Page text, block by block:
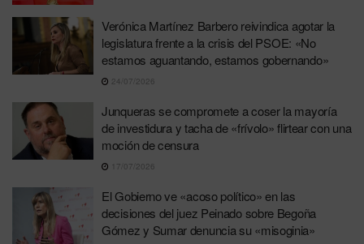
Verónica Martínez Barbero reivindica agotar la
legislatura frente a la crisis del PSOE: «No
estamos aguantando, estamos gobernando»
24/07/2026
Junqueras se compromete a coser la mayoría
de investidura y tacha de «frívolo» flirtear con una
moción de censura
17/07/2026
El Gobierno ve «acoso político» en las
decisiones del juez Peinado sobre Begoña
Gómez y Sumar denuncia su «misoginia»